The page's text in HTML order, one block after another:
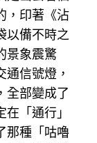
，印著《沾
以備不時之
景象震驚
信號燈，
全部變成了
「通行」
那種「咕嚕